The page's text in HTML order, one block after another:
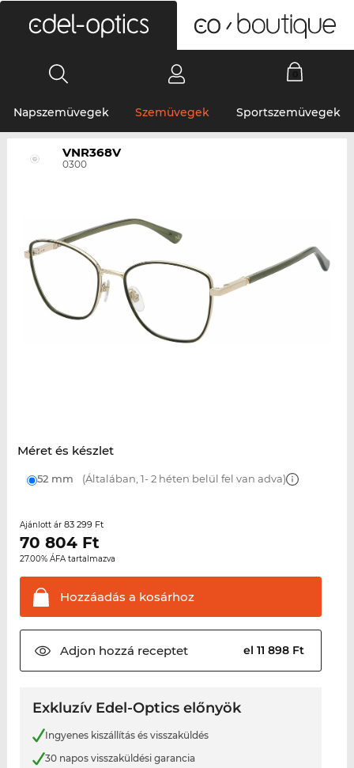
Napszemüvegek Szemüvegek Sportszemüvegek
VNR368V
0300
Méret és készlet
52 mm (Általában, 1- 2 héten belül fel van adva)
Ajánlott ár 83 299 Ft
70 804Ft
27.00% ÁFA tartalmazva
Hozzáadás a kosárhoz
Adjon hozzá receptet el 11 898 Ft
Exkluzív Edel-Optics előnyök
Ingyenes kiszállítás és visszaküldés
30 napos visszaküldési garancia